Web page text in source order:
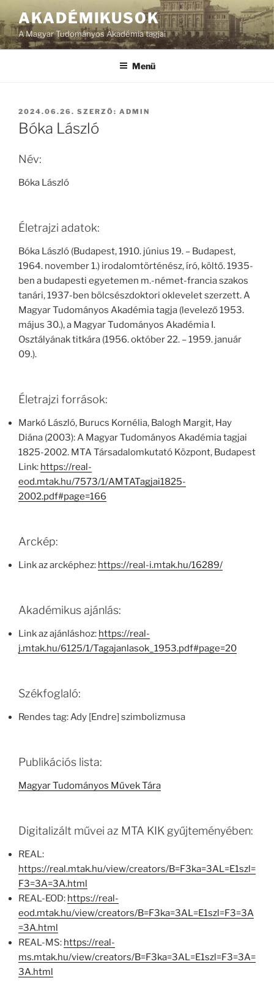
AKADÉMIKUSOK
A Magyar Tudományos Akadémia tagjai
Menü
BEKÜLDVE:
2024.06.26. SZERZŐ: ADMIN
Bóka László
Név:
Bóka László
Életrajzi adatok:
Bóka László (Budapest, 1910. június 19. – Budapest,
1964. november 1.) irodalomtörténész, író, költő. 1935-
ben a budapesti egyetemen m.-német-francia szakos
tanári, 1937-ben bölcsészdoktori oklevelet szerzett. A
Magyar Tudományos Akadémia tagja (levelező 1953.
május 30.), a Magyar Tudományos Akadémia I.
Osztályának titkára (1956. október 22. – 1959. január
09.).
Életrajzi források:
Markó László, Burucs Kornélia, Balogh Margit, Hay
Diána (2003): A Magyar Tudományos Akadémia tagjai
1825-2002. MTA Társadalomkutató Központ, Budapest
Link: https://real-
eod.mtak.hu/7573/1/AMTATagjai1825-
2002.pdf#page=166
Arckép:
Link az arcképhez: https://real-i.mtak.hu/16289/
Akadémikus ajánlás:
Link az ajánláshoz: https://real-
j.mtak.hu/6125/1/Tagajanlasok_1953.pdf#page=20
Székfoglaló:
Rendes tag: Ady [Endre] szimbolizmusa
Publikációs lista:
Magyar Tudományos Művek Tára
Digitalizált művei az MTA KIK gyűjteményében:
REAL:
https://real.mtak.hu/view/creators/B=F3ka=3AL=E1szl=
F3=3A=3A.html
REAL-EOD: https://real-
eod.mtak.hu/view/creators/B=F3ka=3AL=E1szl=F3=3A
=3A.html
REAL-MS: https://real-
ms.mtak.hu/view/creators/B=F3ka=3AL=E1szl=F3=3A=
3A.html